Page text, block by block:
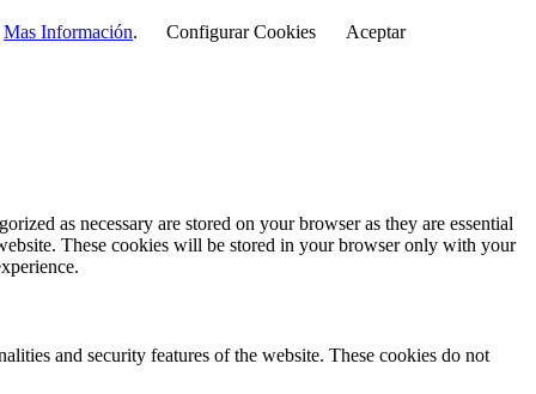
Mas Información. Configurar Cookies Aceptar
as necessary are stored on your browser as they are essential
These cookies will be stored in your browser only with your
and security features of the website. These cookies do not